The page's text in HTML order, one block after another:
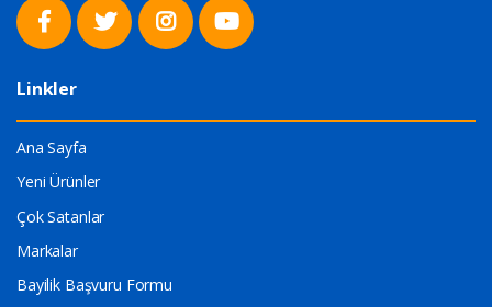
Linkler
Ana Sayfa
Yeni Ürünler
Çok Satanlar
Markalar
Bayilik Başvuru Formu